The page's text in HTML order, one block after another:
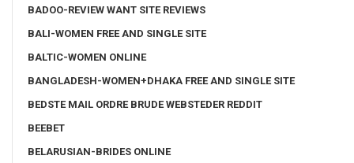
BADOO-REVIEW WANT SITE REVIEWS
BALI-WOMEN FREE AND SINGLE SITE
BALTIC-WOMEN ONLINE
BANGLADESH-WOMEN+DHAKA FREE AND SINGLE SITE
BEDSTE MAIL ORDRE BRUDE WEBSTEDER REDDIT
BEEBET
BELARUSIAN-BRIDES ONLINE